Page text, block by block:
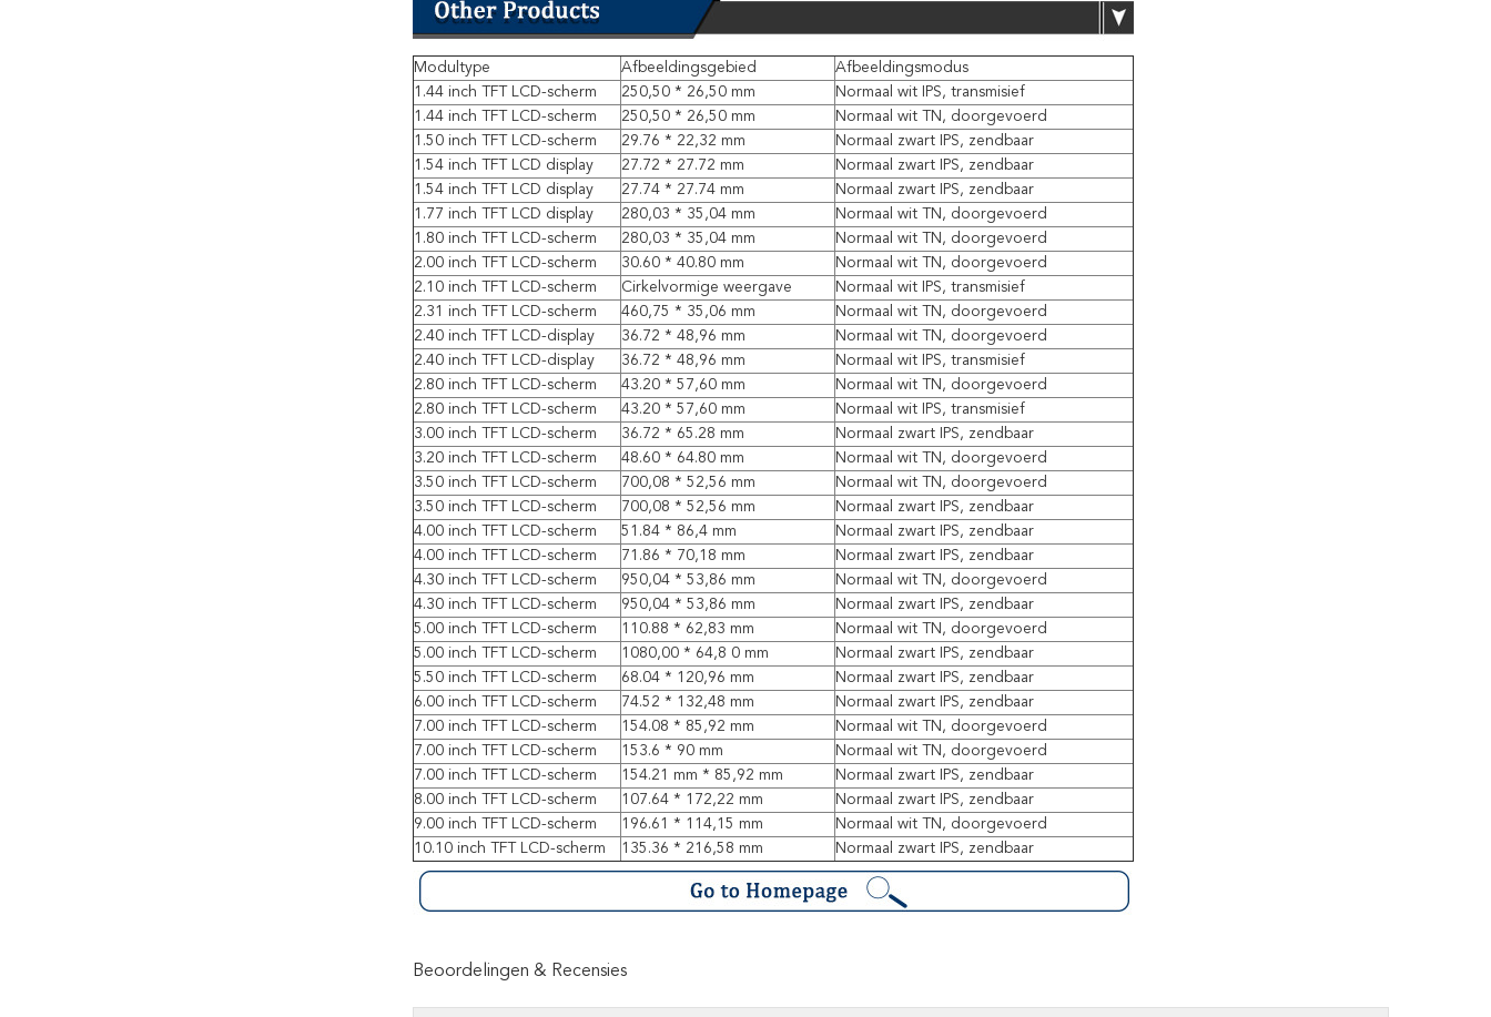
Modultype Afbeeldingsgebied
Afbeeldingsmodus
1.44 inch TFT LCD-scherm
250,50 * 26,50 mm
Normaal wit IPS, transmisief
1.44 inch TFT LCD-scherm
250,50 * 26,50 mm
Normaal wit TN, doorgevoerd
1.50 inch TFT LCD-scherm
29.76 * 22,32 mm
Normaal zwart IPS, zendbaar
1.54 inch TFT LCD display
27.72 * 27.72 mm
Normaal zwart IPS, zendbaar
1.54 inch TFT LCD display
27.74 * 27.74 mm
Normaal zwart IPS, zendbaar
1.77 inch TFT LCD display
280,03 * 35,04 mm
Normaal wit TN, doorgevoerd
1.80 inch TFT LCD-scherm
280,03 * 35,04 mm
Normaal wit TN, doorgevoerd
2.00 inch TFT LCD-scherm
30.60 * 40.80 mm
Normaal wit TN, doorgevoerd
2.10 inch TFT LCD-scherm
Cirkelvormige weergave
Normaal wit IPS, transmisief
2.31 inch TFT LCD-scherm
460,75 * 35,06 mm
Normaal wit TN, doorgevoerd
2.40 inch TFT LCD-display
36.72 * 48,96 mm
Normaal wit TN, doorgevoerd
2.40 inch TFT LCD-display
36.72 * 48,96 mm
Normaal wit IPS, transmisief
2.80 inch TFT LCD-scherm
43.20 * 57,60 mm
Normaal wit TN, doorgevoerd
2.80 inch TFT LCD-scherm
43.20 * 57,60 mm
Normaal wit IPS, transmisief
3.00 inch TFT LCD-scherm
36.72 * 65.28 mm
Normaal zwart IPS, zendbaar
3.20 inch TFT LCD-scherm
48.60 * 64.80 mm
Normaal wit TN, doorgevoerd
3.50 inch TFT LCD-scherm
700,08 * 52,56 mm
Normaal wit TN, doorgevoerd
3.50 inch TFT LCD-scherm
700,08 * 52,56 mm
Normaal zwart IPS, zendbaar
4.00 inch TFT LCD-scherm
51.84 * 86,4 mm
Normaal zwart IPS, zendbaar
4.00 inch TFT LCD-scherm
71.86 * 70,18 mm
Normaal zwart IPS, zendbaar
4.30 inch TFT LCD-scherm
950,04 * 53,86 mm
Normaal wit TN, doorgevoerd
4.30 inch TFT LCD-scherm
950,04 * 53,86 mm
Normaal zwart IPS, zendbaar
5.00 inch TFT LCD-scherm
110.88 * 62,83 mm
Normaal wit TN, doorgevoerd
5.00 inch TFT LCD-scherm
1080,00 * 64,8 0 mm
Normaal zwart IPS, zendbaar
5.50 inch TFT LCD-scherm
68.04 * 120,96 mm
Normaal zwart IPS, zendbaar
6.00 inch TFT LCD-scherm
74.52 * 132,48 mm
Normaal zwart IPS, zendbaar
7.00 inch TFT LCD-scherm
154.08 * 85,92 mm
Normaal wit TN, doorgevoerd
7.00 inch TFT LCD-scherm
153.6 * 90 mm
Normaal wit TN, doorgevoerd
7.00 inch TFT LCD-scherm
154.21 mm * 85,92 mm
Normaal zwart IPS, zendbaar
8.00 inch TFT LCD-scherm
107.64 * 172,22 mm
Normaal zwart IPS, zendbaar
9.00 inch TFT LCD-scherm
196.61 * 114,15 mm
Normaal wit TN, doorgevoerd
10.10 inch TFT LCD-scherm
135.36 * 216,58 mm Normaal zwart IPS, zendbaar
Beoordelingen & Recensies